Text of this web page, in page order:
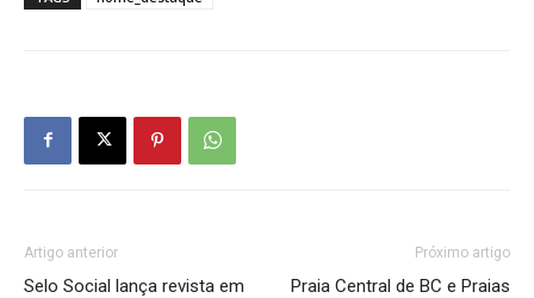
Artigo anterior
Selo Social lança revista em
Próximo artigo
Praia Central de BC e Praias